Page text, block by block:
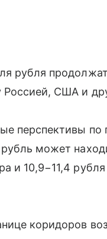
рубля
Россией, США и
перспективы по
может
и 10,9−11,4
коридоров